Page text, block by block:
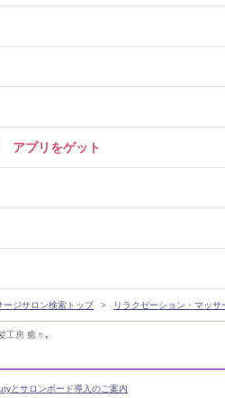
工房 癒々｡
アプリをゲット
ージサロン検索トップ リラクゼーション・マッ
とサロンボード導入のご案内